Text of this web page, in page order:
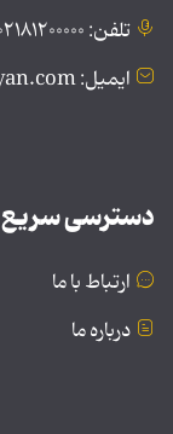
تلفن: ۰۲۱۸۱۲۰۰۰۰۰
ایمیل: public@tebyan.com
دسترسی سریع
ارتباط با ما
درباره ما